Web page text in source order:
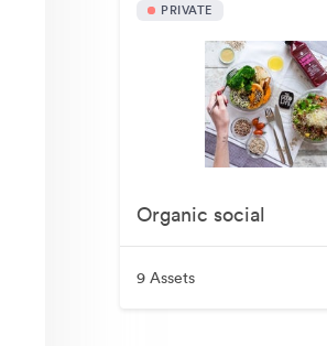
PRIVATE
Organic social
9 Assets